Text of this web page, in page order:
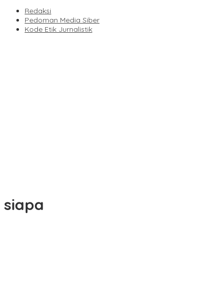
Redaksi
Pedoman Media Siber
Kode Etik Jurnalistik
siapa